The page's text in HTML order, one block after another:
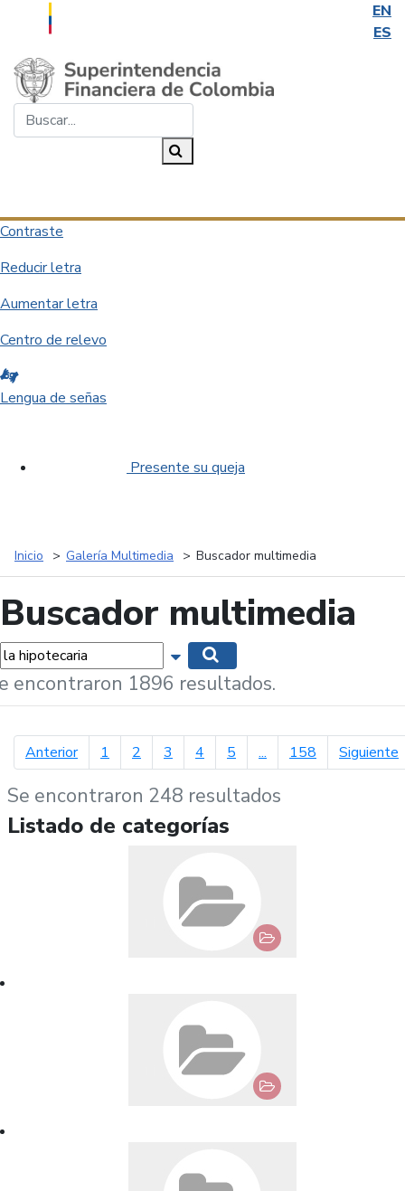
EN
ES
Saltar al contenido principal
Contraste
Reducir letra
Aumentar letra
Centro de relevo
Lengua de señas
Presente su queja
Inicio Galería Multimedia Buscador multimedia
Buscador multimedia
Mostrar opciones de búsqueda
encontraron 1896 resultados.
Anteriorpágina anterior
1 2 3 4 5 ... 158 Siguiente
Se encontraron 248 resultados
Listado de categorías